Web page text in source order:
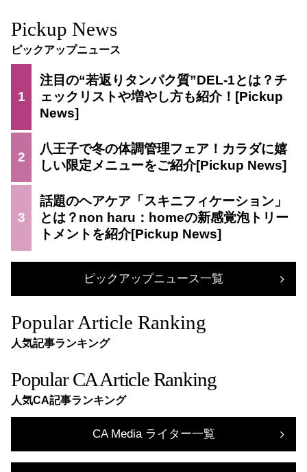
Pickup News
ピックアップニュース
1
注目の“若返りタンパク質”DEL-1とは？チ
ェックリストや増やし方も紹介！
2
八王子で冬の体調管理フェア！カラダに嬉
しい限定メニューをご紹介
3
話題のヘアケア「スキニフィケーション」
とは？non haru：homeの新感覚泡トリー
トメントを紹介
ピックアップニュース一覧
Popular Article Ranking
人気記事ランキング
Popular CA Article Ranking
人気CA記事ランキング
CA Media ライター一覧